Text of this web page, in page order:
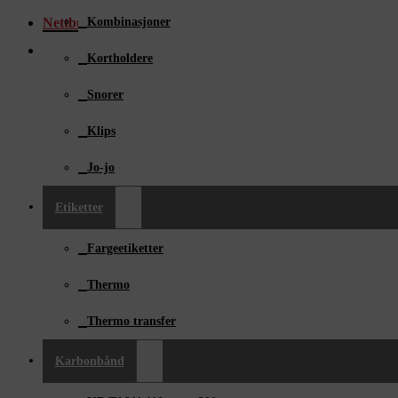
NettbutikkKombinasjoner
Kortholdere
Snorer
Klips
Jo-jo
Etiketter
Fargeetiketter
Thermo
Thermo transfer
Karbonbånd